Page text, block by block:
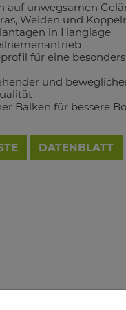
auf unwegsamen
Weiden und
in Hanglage
für eine
und
Balken für bessere
DATENBLATT